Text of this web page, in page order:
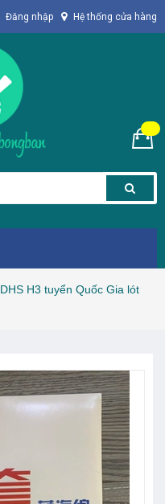
Đăng nhập Hệ thống cửa hàng
DHS H3 tuyển Quốc Gia lót